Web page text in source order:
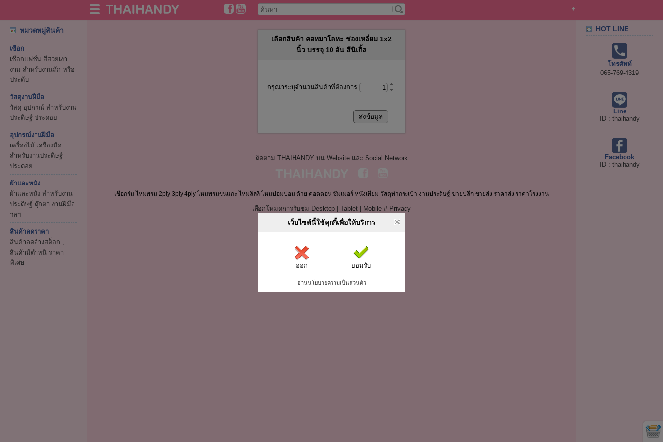
♦
หมวดหมู่สินค้า
เชือก
เชือกแฟชั่น สีสวยเงา
งาม สำหรับงานถัก หรือ
ประดับ
วัสดุงานฝีมือ
วัสดุ อุปกรณ์ สำหรับงาน
ประดิษฐ์ ประดอย
อุปกรณ์งานฝีมือ
เครื่องไม้ เครื่องมือ
สำหรับงานประดิษฐ์
ประดอย
ผ้าและหนัง
ผ้าและหนัง สำหรับงาน
ประดิษฐ์ ตุ๊กตา งานฝีมือ
ฯลฯ
สินค้าลดราคา
สินค้าลดล้างสต็อก ,
สินค้ามีตำหนิ ราคา
พิเศษ
HOT LINE
โทรศัพท์
065-769-4319
Line
ID : thaihandy
Facebook
ID : thaihandy
เลือกสินค้า คอหมาโลหะ ช่องเหลี่ยม 1x2
นิ้ว บรรจุ 10 อัน สีนิเกิ้ล
กรุณาระบุจำนวนสินค้าที่ต้องการ
ติดตาม THAIHANDY บน Website และ Social Network
เชือกร่ม ไหมพรม 2ply 3ply 4ply ไหมพรมขนแกะ ไหมลิลลี่ ไหมปอมปอม ด้าย คอตตอน ซัมเมอร์ หนังเทียม วัสดุทำกระเป๋า งานประดิษฐ์ ขายปลีก ขายส่ง ราคาส่ง ราคาโรงงาน
เลือกโหมดการรับชม Desktop Tablet Mobile # Privacy
เว็บไซต์นี้ใช้คุกกี้เพื่อให้บริการ
ออก ยอมรับ
อ่านนโยบายความเป็นส่วนตัว